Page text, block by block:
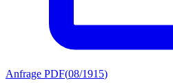
Anfrage PDF(08/1915)